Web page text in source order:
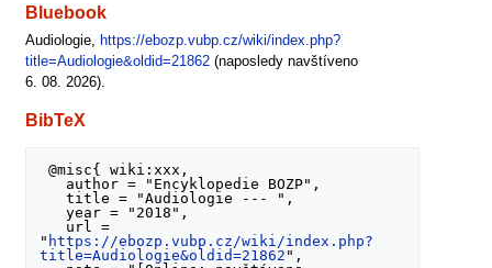
Bluebook
Audiologie, https://ebozp.vubp.cz/wiki/index.php?
title=Audiologie&oldid=21862(naposledy navštíveno
6. 08. 2026).
BibTeX
@misc{ wiki:xxx,
   title = "Audiologie --- ",
   year = "2018",
" https://ebozp.vubp.cz/wiki/index.php?
title=Audiologie&oldid=21862 ",